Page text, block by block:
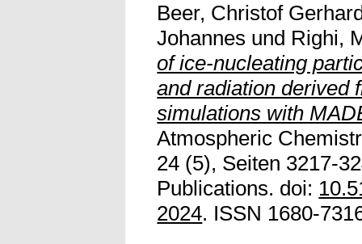
Beer, Christof
Johannes und Righi,
of ice-nucleating
and radiation derived
simulations with
Atmospheric
24 (5), Seiten 3217-
Publications. doi:
2024. ISSN 1680-